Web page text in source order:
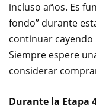
incluso años. Es
fondo” durante
continuar
Siempre espere
considerar
Durante la Etapa